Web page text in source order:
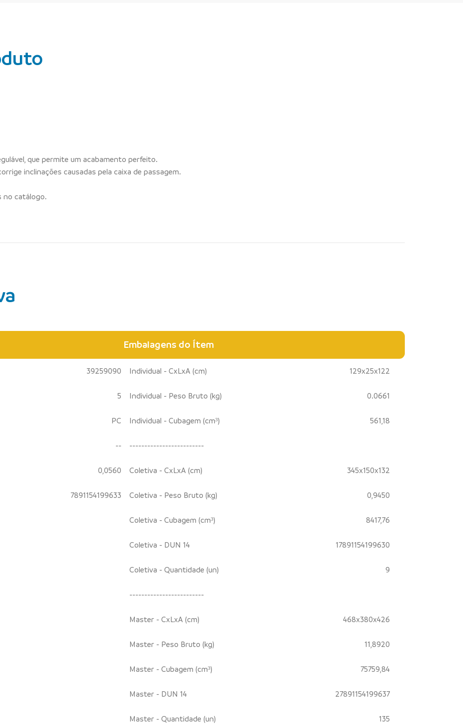
que permite um acabamento perfeito.
inclinações causadas pela caixa de passagem.
no catálogo.
Embalagens do Ítem
39259090
5
PC
--
0,0560
7891154199633
Individual - CxLxA (cm) 129x25x122
Individual - Peso Bruto (kg) 0.0661
Individual - Cubagem (cm³) 561,18
-------------------------
Coletiva - CxLxA (cm) 345x150x132
Coletiva - Peso Bruto (kg) 0,9450
Coletiva - Cubagem (cm³) 8417,76
Coletiva - DUN 14 17891154199630
Coletiva - Quantidade (un) 9
-------------------------
Master - CxLxA (cm) 468x380x426
Master - Peso Bruto (kg) 11,8920
Master - Cubagem (cm³) 75759,84
Master - DUN 14 27891154199637
Master - Quantidade (un) 135